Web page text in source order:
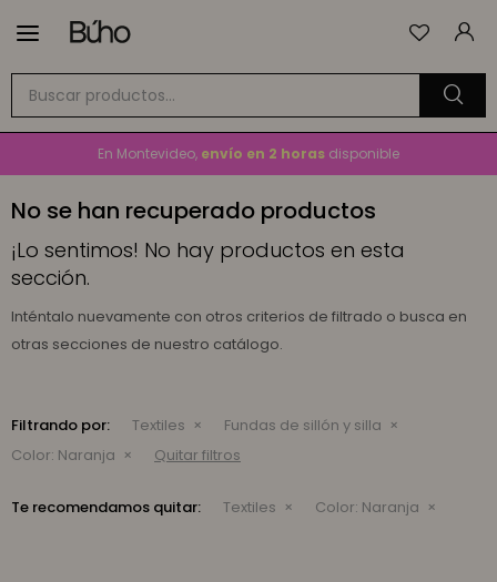

GRATIS
En Montevideo, envío en 2 horas disponible
No se han recuperado productos
¡Lo sentimos! No hay productos en esta
sección.
Inténtalo nuevamente con otros criterios de filtrado o busca en
otras secciones de nuestro catálogo.
Filtrando por: Textiles
Fundas de sillón y silla
Color: Naranja Quitar filtros
Te recomendamos quitar: Textiles Color: Naranja